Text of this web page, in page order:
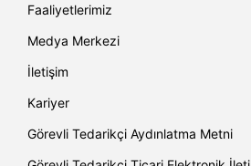
Faaliyetlerimiz
Medya Merkezi
İletişim
Kariyer
Görevli Tedarikçi Aydınlatma Metni